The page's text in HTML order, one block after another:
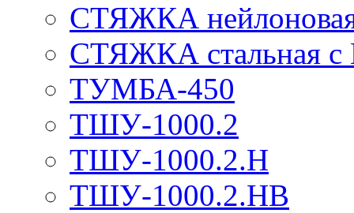
СТЯЖКА нейлоновая
СТЯЖКА стальная
ТУМБА-450
ТШУ-1000.2
ТШУ-1000.2.Н
ТШУ-1000.2.НВ